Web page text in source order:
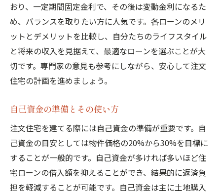
おり、一定期間固定金利で、その後は変動金利になるた
め、バランスを取りたい方に人気です。各ローンのメリ
ットとデメリットを比較し、自分たちのライフスタイル
と将来の収入を見据えて、最適なローンを選ぶことが大
切です。専門家の意見も参考にしながら、安心して注文
住宅の計画を進めましょう。
自己資金の準備とその使い方
注文住宅を建てる際には自己資金の準備が重要です。自
己資金の目安としては物件価格の20%から30%を目標に
することが一般的です。自己資金が多ければ多いほど住
宅ローンの借入額を抑えることができ、結果的に返済負
担を軽減することが可能です。自己資金は主に土地購入